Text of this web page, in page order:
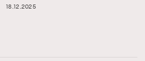
18.12.2025